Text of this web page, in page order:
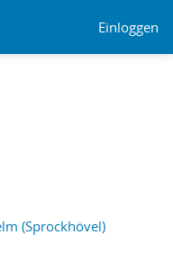
Einloggen
(Sprockhövel)